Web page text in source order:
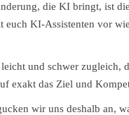
die KI bringt, ist
euch KI-Assistenten vor
und schwer zugleich,
exakt das Ziel und
wir uns deshalb an,